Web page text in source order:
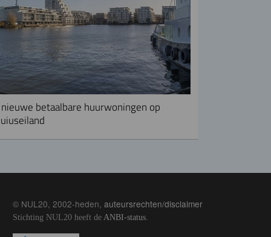
betaalbare huurwoningen op
© NUL20, 2002-heden, auteursrechten/disclaimer
Stichting NUL20 heeft de ANBI-status.